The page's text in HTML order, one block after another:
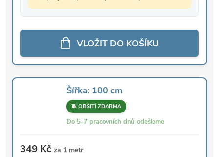
VLOŽIT DO KOŠÍKU
Šířka: 100 cm
🧵 OBŠITÍ ZDARMA
Do 5-7 pracovních dnů odešleme
349 Kč za 1 metr